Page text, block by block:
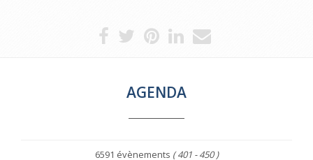
AGENDA
6591 évènements ( 401 - 450 )